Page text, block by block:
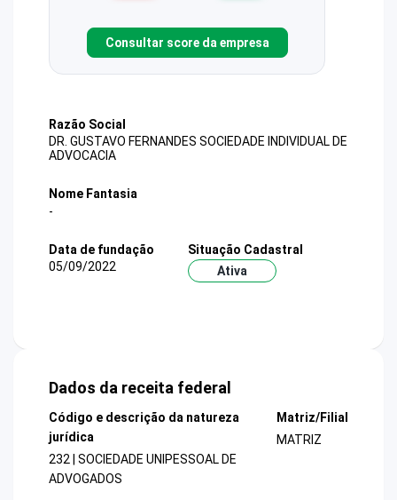
Consultar score da empresa
Razão Social
DR. GUSTAVO FERNANDES SOCIEDADE INDIVIDUAL DE
ADVOCACIA
Nome Fantasia
-
Data de fundação
05/09/2022
Situação Cadastral
Ativa
Dados da receita federal
Código e descrição da natureza
jurídica
232 | SOCIEDADE UNIPESSOAL DE
ADVOGADOS
Matriz/Filial
MATRIZ